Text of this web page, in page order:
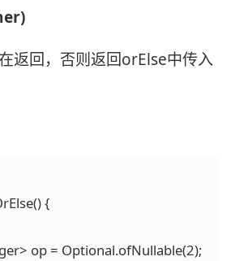
返回，否则返回orElse中传入
{
op = Optional.ofNullable(2);